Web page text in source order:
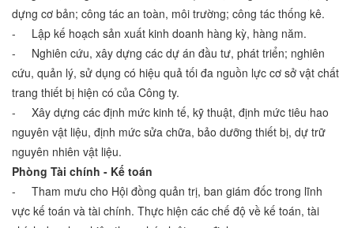
dựng cơ bản; công tác an toàn, môi trường; công tác thống kê.
- Lập kế hoạch sản xuất kinh doanh hàng kỳ, hàng năm.
- Nghiên cứu, xây dựng các dự án đầu tư, phát triển; nghiên
cứu, quản lý, sử dụng có hiệu quả tối đa nguồn lực cơ sở vật chất
trang thiết bị hiện có của Công ty.
- Xây dựng các định mức kinh tế, kỹ thuật, định mức tiêu hao
nguyên vật liệu, định mức sửa chữa, bảo dưỡng thiết bị, dự trữ
nguyên nhiên vật liệu.
Phòng Tài chính - Kế toán
- Tham mưu cho Hội đồng quản trị, ban giám đốc trong lĩnh
vực kế toán và tài chính. Thực hiện các chế độ về kế toán, tài